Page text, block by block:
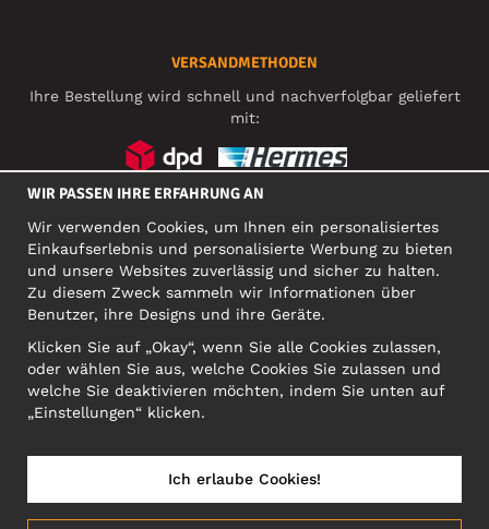
VERSANDMETHODEN
Ihre Bestellung wird schnell und nachverfolgbar geliefert
mit:
FIRMA
Narva mnt 5, EE-10117 Tallinn
Org: 12356245, VAT: EE101578318
ACHTUNG! Produktrücksendungen nicht an diese Adresse
WIR PASSEN IHRE ERFAHRUNG AN
Wir verwenden Cookies, um Ihnen ein personalisiertes
Einkaufserlebnis und personalisierte Werbung zu bieten
und unsere Websites zuverlässig und sicher zu halten.
Zu diesem Zweck sammeln wir Informationen über
Benutzer, ihre Designs und ihre Geräte.
Klicken Sie auf „Okay“, wenn Sie alle Cookies zulassen,
oder wählen Sie aus, welche Cookies Sie zulassen und
welche Sie deaktivieren möchten, indem Sie unten auf
„Einstellungen“ klicken.
Ich erlaube Cookies!